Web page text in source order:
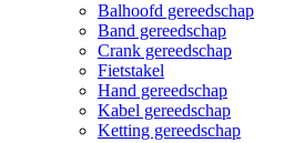
Balhoofd gereedschap
Band gereedschap
Crank gereedschap
Fietstakel
Hand gereedschap
Kabel gereedschap
Ketting gereedschap